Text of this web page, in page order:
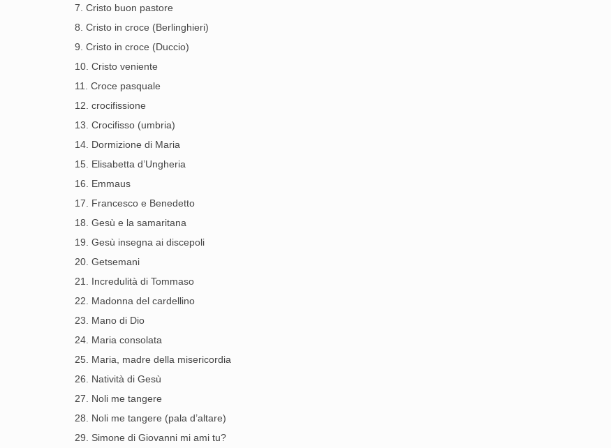
7. Cristo buon pastore
8. Cristo in croce (Berlinghieri)
9. Cristo in croce (Duccio)
10. Cristo veniente
11. Croce pasquale
12. crocifissione
13. Crocifisso (umbria)
14. Dormizione di Maria
15. Elisabetta d’Ungheria
16. Emmaus
17. Francesco e Benedetto
18. Gesù e la samaritana
19. Gesù insegna ai discepoli
20. Getsemani
21. Incredulità di Tommaso
22. Madonna del cardellino
23. Mano di Dio
24. Maria consolata
25. Maria, madre della misericordia
26. Natività di Gesù
27. Noli me tangere
28. Noli me tangere (pala d’altare)
29. Simone di Giovanni mi ami tu?